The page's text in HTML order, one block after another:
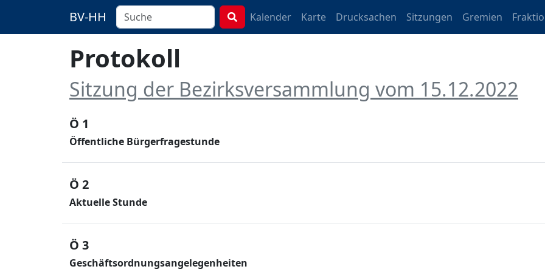
BV-HH Kalender Karte Drucksachen Sitzungen Gremien
Protokoll
Sitzung der Bezirksversammlung vom 15.12.2022
Ö 1
Öffentliche Bürgerfragestunde
Ö 2
Aktuelle Stunde
Ö 3
Geschäftsordnungsangelegenheiten